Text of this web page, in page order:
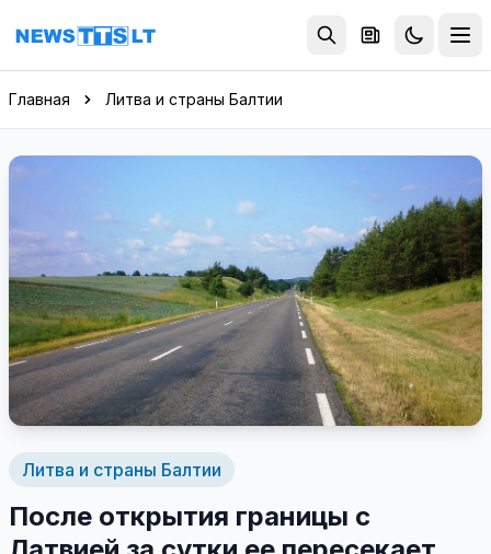
Перейти к содержимому
Главная Литва и страны Балтии
Литва и страны Балтии
После открытия границы с